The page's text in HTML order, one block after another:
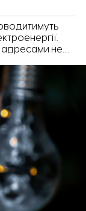
адресами не